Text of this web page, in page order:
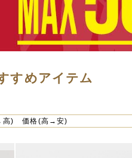
すめアイテム
高)
価格(高→安)